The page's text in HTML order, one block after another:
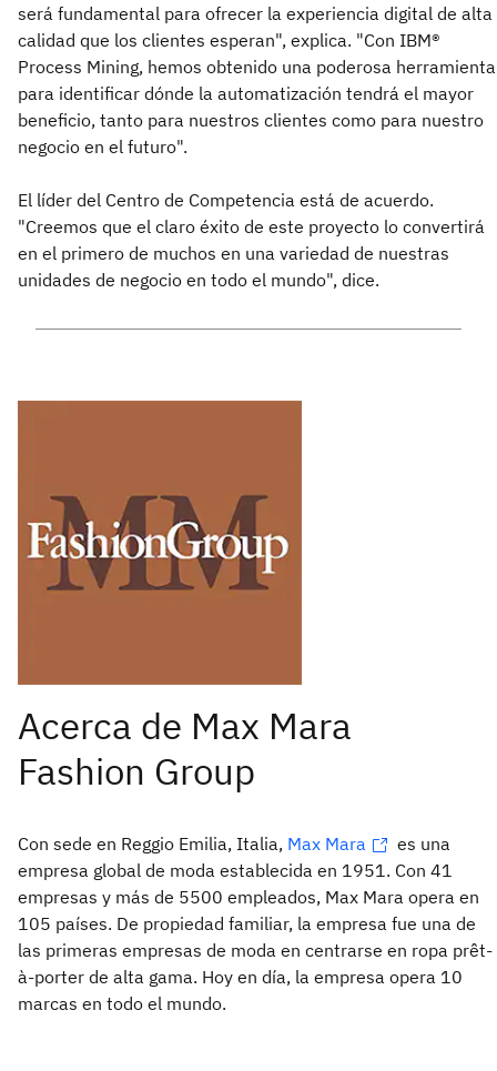
será fundamental para ofrecer la experiencia digital de alta
calidad que los clientes esperan", explica. "Con IBM®
Process Mining, hemos obtenido una poderosa herramienta
para identificar dónde la automatización tendrá el mayor
beneficio, tanto para nuestros clientes como para nuestro
negocio en el futuro".
El líder del Centro de Competencia está de acuerdo.
"Creemos que el claro éxito de este proyecto lo convertirá
en el primero de muchos en una variedad de nuestras
unidades de negocio en todo el mundo", dice.
Con sede en Reggio Emilia, Italia, Max Mara
es una
empresa global de moda establecida en 1951. Con 41
empresas y más de 5500 empleados, Max Mara opera en
105 países. De propiedad familiar, la empresa fue una de
las primeras empresas de moda en centrarse en ropa prêt-
à-porter de alta gama. Hoy en día, la empresa opera 10
marcas en todo el mundo.